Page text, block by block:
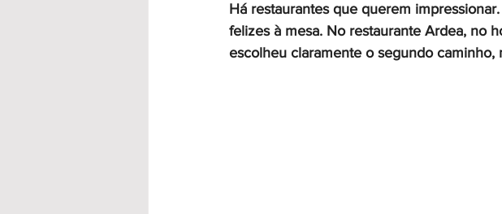
Há restaurantes que querem
felizes à mesa. No restaurante Ardea, no
escolheu claramente o segundo caminho,